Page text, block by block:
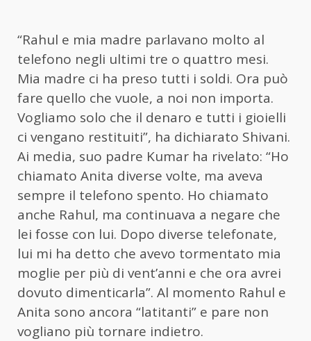
“Rahul e mia madre parlavano molto al
telefono negli ultimi tre o quattro mesi.
Mia madre ci ha preso tutti i soldi. Ora può
fare quello che vuole, a noi non importa.
Vogliamo solo che il denaro e tutti i gioielli
ci vengano restituiti”, ha dichiarato Shivani.
Ai media, suo padre Kumar ha rivelato: “Ho
chiamato Anita diverse volte, ma aveva
sempre il telefono spento. Ho chiamato
anche Rahul, ma continuava a negare che
lei fosse con lui. Dopo diverse telefonate,
lui mi ha detto che avevo tormentato mia
moglie per più di vent’anni e che ora avrei
dovuto dimenticarla”. Al momento Rahul e
Anita sono ancora “latitanti” e pare non
vogliano più tornare indietro.